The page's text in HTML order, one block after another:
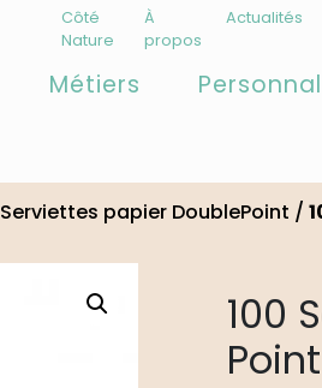
Côté
Nature
À
propos
Actualités
Métiers
Serviettes papier DoublePoint /
100